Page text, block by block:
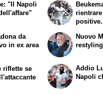
"Il Napoli
da
in ex area
riflette se
Nuovo
Addio
Napoli